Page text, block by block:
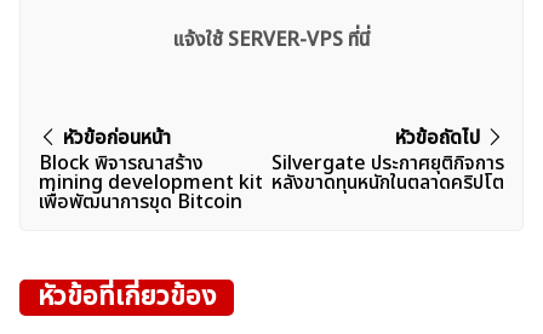
แจ้งใช้ SERVER-VPS ที่นี่
แนะแนว
เรื่อง
หัวข้อก่อนหน้า
Block พิจารณาสร้าง
mining development kit
เพื่อพัฒนาการขุด Bitcoin
หัวข้อถัดไป
Silvergate ประกาศยุติกิจการ
หลังขาดทุนหนักในตลาดคริปโต
หัวข้อที่เกี่ยวข้อง